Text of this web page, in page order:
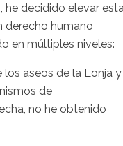
decidido elevar esta
derecho humano
en múltiples niveles:
aseos de la Lonja y
de
no he obtenido